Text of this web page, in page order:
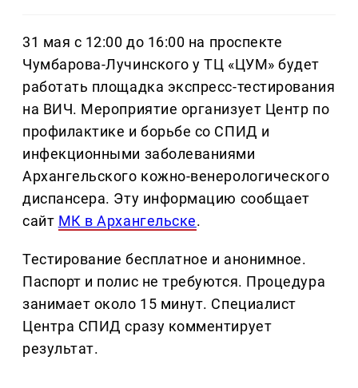
31 мая с 12:00 до 16:00 на проспекте
Чумбарова-Лучинского у ТЦ «ЦУМ» будет
работать площадка экспресс-тестирования
на ВИЧ. Мероприятие организует Центр по
профилактике и борьбе со СПИД и
инфекционными заболеваниями
Архангельского кожно-венерологического
диспансера. Эту информацию сообщает
сайт МК в Архангельске.
Тестирование бесплатное и анонимное.
Паспорт и полис не требуются. Процедура
занимает около 15 минут. Специалист
Центра СПИД сразу комментирует
результат.